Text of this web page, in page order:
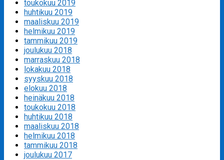
toukokuu 2019
huhtikuu 2019
maaliskuu 2019
helmikuu 2019
tammikuu 2019
joulukuu 2018
marraskuu 2018
lokakuu 2018
syyskuu 2018
elokuu 2018
heinäkuu 2018
toukokuu 2018
huhtikuu 2018
maaliskuu 2018
helmikuu 2018
tammikuu 2018
joulukuu 2017